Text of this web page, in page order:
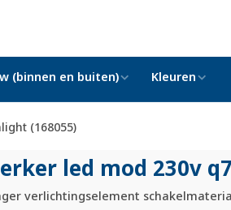
(binnen en buiten) Kleuren
(168055)
led mod 230v
verlichtingselement